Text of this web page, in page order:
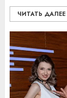
ЧИТАТЬ ДАЛЕЕ